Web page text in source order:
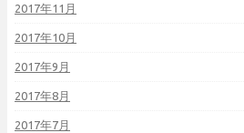
2017年11月
2017年10月
2017年9月
2017年8月
2017年7月